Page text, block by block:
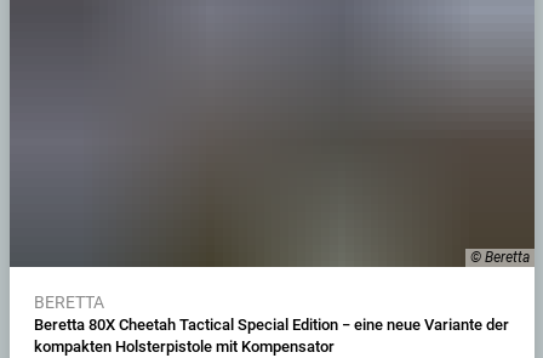
© Beretta
BERETTA
Beretta 80X Cheetah Tactical Special Edition − eine neue Variante der
kompakten Holsterpistole mit Kompensator